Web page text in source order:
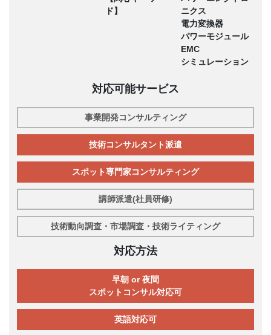
ド】
ニクス
電力変換器
パワーモジュール
EMC
シミュレーション
対応可能サービス
事業開発コンサルティング
技術コンサルタント派遣
スポット専門家コンサルティング
講師派遣(社員研修)
技術動向調査・市場調査・技術ライティング
対応方法
早朝 or 夜間
スポットコンサル対応可
英語対応可